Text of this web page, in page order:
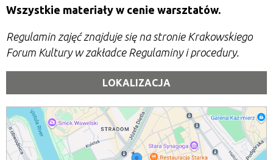
Wszystkie materiały w cenie warsztatów.
Regulamin zajęć znajduje się na stronie Krakowskiego
Forum Kultury w zakładce Regulaminy i procedury.
LOKALIZACJA